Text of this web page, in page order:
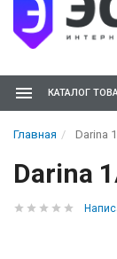
КАТАЛОГ
Главная Darina
Darina